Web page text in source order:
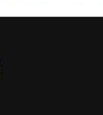
GmbH